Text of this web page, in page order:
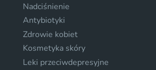
Nadciśnienie
Antybiotyki
Zdrowie kobiet
Kosmetyka skóry
Leki przeciwdepresyjne